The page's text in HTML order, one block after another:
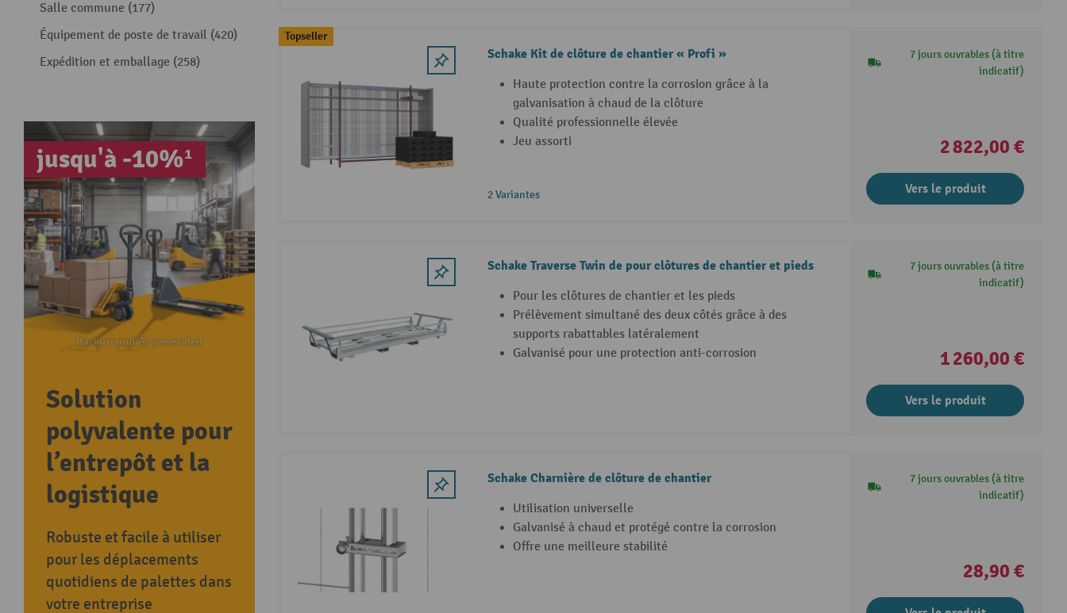
Salle commune (177)
Équipement de poste de travail (420)
Expédition et emballage (258)
jusqu'à -10%¹
Solution
polyvalente pour
l’entrepôt et la
logistique
Robuste et facile à utiliser
pour les déplacements
quotidiens de palettes dans
votre entreprise
Topseller
Schake Kit de clôture de chantier « Profi »
Haute protection contre la corrosion grâce à la
galvanisation à chaud de la clôture
Qualité professionnelle élevée
Jeu assorti
2 Variantes
7 jours ouvrables (à titre
indicatif)
2 822,00 €
Vers le produit
Schake Traverse Twin de pour clôtures de chantier et pieds
Pour les clôtures de chantier et les pieds
Prélèvement simultané des deux côtés grâce à des
supports rabattables latéralement
Galvanisé pour une protection anti-corrosion
7 jours ouvrables (à titre
indicatif)
1 260,00 €
Vers le produit
Schake Charnière de clôture de chantier
Utilisation universelle
Galvanisé à chaud et protégé contre la corrosion
Offre une meilleure stabilité
7 jours ouvrables (à titre
indicatif)
28,90 €